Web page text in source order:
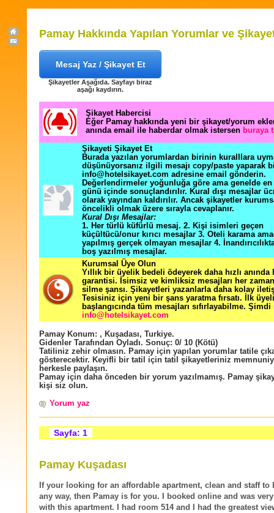
Pamay Hakkında Yapılan Yorumlar ve
Mesaj Yaz / Şikayet Et
Şikayetler Aşağıda. Sayfayı biraz
aşağı kaydırın.
Şikayet Habercisi
Eğer Pamay hakkında yeni bir şikayet/yorum
anında email ile haberdar olmak istersen buraya
Şikayeti Şikayet Et
Burada yazılan yorumlardan birinin kuralllara
düşünüyorsanız ilgili mesajı copy/paste yaparak
info@hotelsikayet.com adresine email gönderin.
Değerlendirmeler yoğunluğa göre ama genelde
günü içinde sonuçlandırılır. Kural dışı mesajlar
olarak yayından kaldırılır. Ancak şikayetler
öncelikli olmak üzere sırayla cevaplanır.
Kural Dışı Mesajlar:
1. Her türlü küfürlü mesaj. 2. Kişi isimleri geçen
küçültücü/onur kırıcı mesajlar 3. Oteli karama
yapılmış gerçek olmayan mesajlar 4.
boş yazılmış mesajlar.
Kurumsal Üye Olun
Yıllık bir üyelik bedeli ödeyerek daha hızlı
garantisi. İsimsiz ve kimliksiz mesajları her zaman
silme şansı. Şikayetleri yazanlarla daha kolay
Tesisiniz için yeni bir şans yaratma fırsatı. İlk
başlangıcında tüm mesajları sıfırlayabilme. Şimdi
info@hotelsikayet.com
Pamay Konum: , Kuşadası, Turkiye.
Gidenler Tarafından Oyladı. Sonuç: 0/ 10 (Kötü)
Tatiliniz zehir olmasın. Pamay için yapılan yorumlar tatile
gösterecektir. Keyifli bir tatil için tatil şikayetleriniz
herkesle paylaşın.
Pamay için daha önceden bir yorum yazılmamış. Pamay
kişi siz olun.
Yorum yaz
Sayfa: 1
Pamay Kuşadası
If your looking for an affordable apartment, clean and staff to
any way, then Pamay is for you. I booked online and was
with this apartment. I had room 514 and I had the greatest